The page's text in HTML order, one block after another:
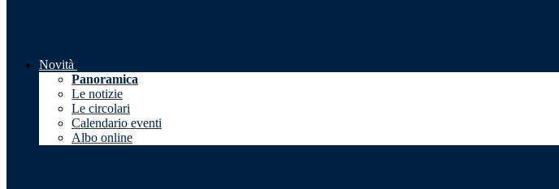
Novità
Panoramica
Le notizie
Le circolari
Calendario eventi
Albo online